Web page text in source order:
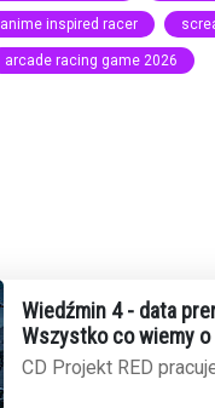
anime inspired racer
arcade racing game 2026
Wiedźmin 4 - data
Wszystko co wiemy
CD Projekt RED